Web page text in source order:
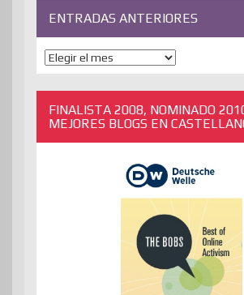
ENTRADAS ANTERIORES
ENTRADAS
ANTERIORES
FINALISTA 2008, NOMINADO
MEJORES BLOGS EN